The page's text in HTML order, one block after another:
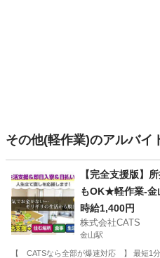
その他(軽作業)のアルバイ
【完全支援版】
もOK★軽作業-金
時給1,400円
株式会社CATS
金山駅
【 CATSなら全部が爆速対応 】 最短1